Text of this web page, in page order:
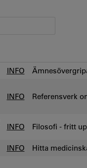
INFO
INFO Referensverk
INFO Filosofi - fritt
INFO
Hitta